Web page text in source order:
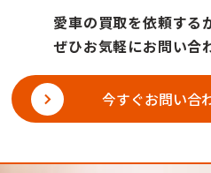
愛車の買取を依頼する
ぜひお気軽にお問い合
今すぐお問い合